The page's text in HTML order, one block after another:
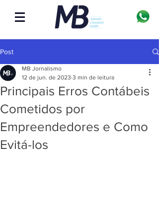
Post
Principais Erros Contábeis
Cometidos por
Empreendedores e Como
Evitá-los
MB Jornalismo
12 de jun. de 2023 3 min de leitura